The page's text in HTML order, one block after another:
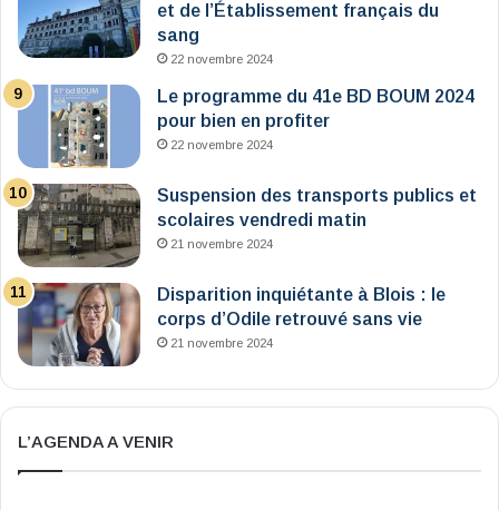
et de l’Établissement français du
sang
22 novembre 2024
Le programme du 41e BD BOUM 2024
pour bien en profiter
22 novembre 2024
Suspension des transports publics et
scolaires vendredi matin
21 novembre 2024
Disparition inquiétante à Blois : le
corps d’Odile retrouvé sans vie
21 novembre 2024
L’AGENDA A VENIR